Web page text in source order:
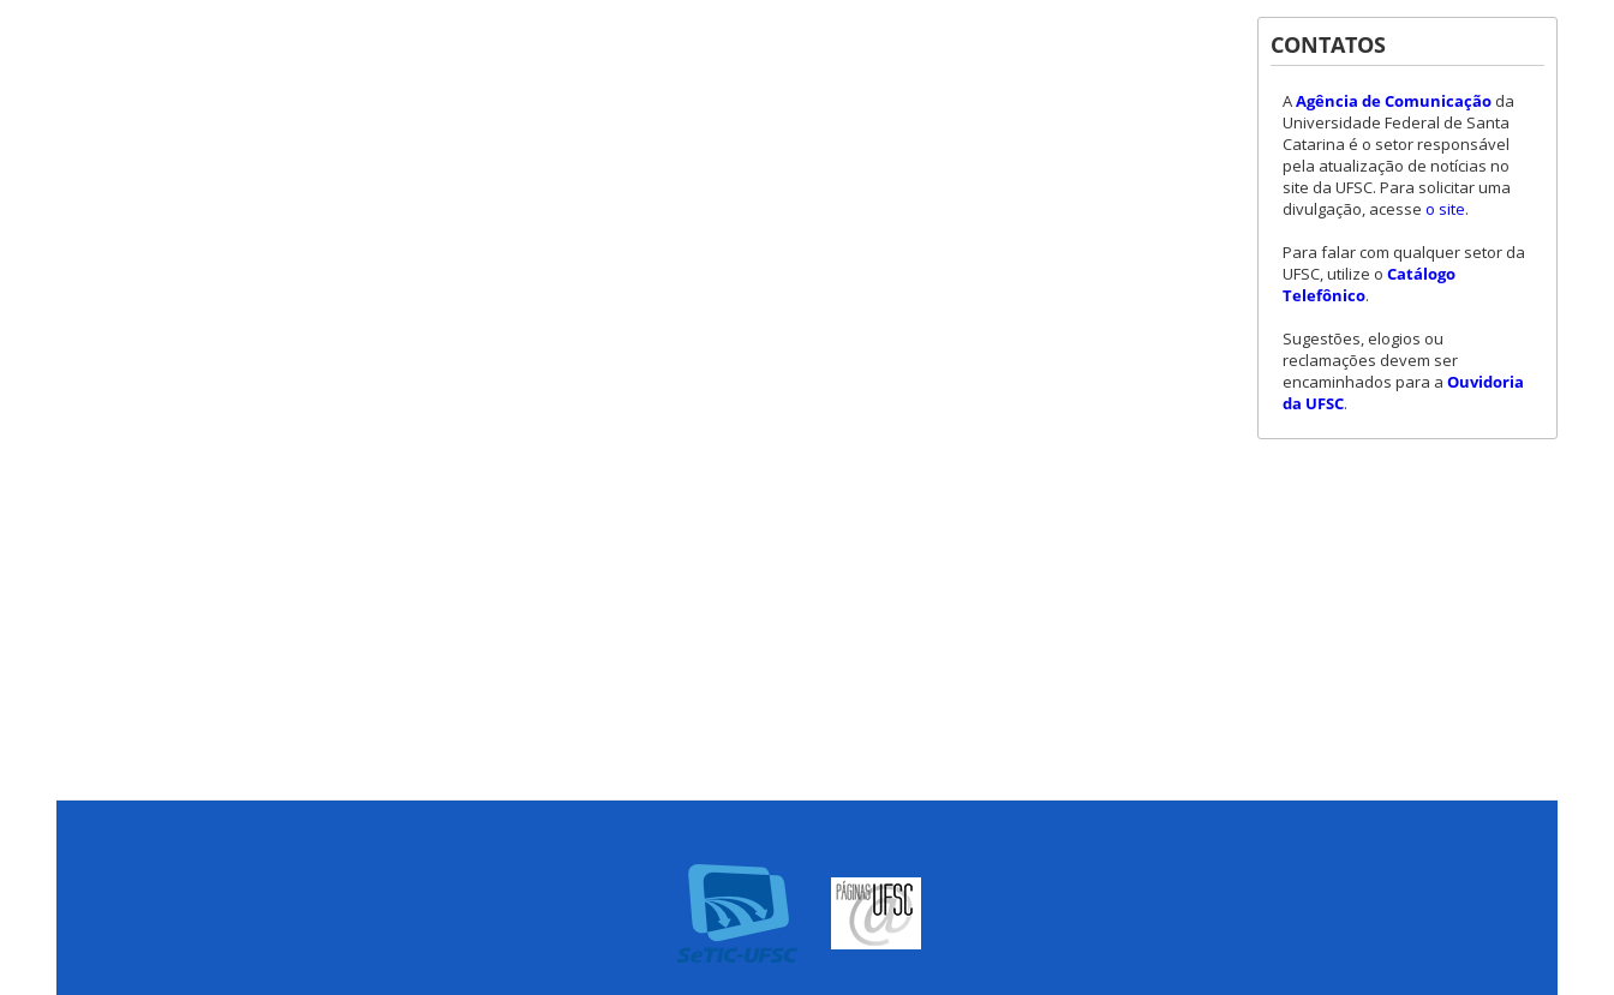
CONTATOS
AAgência de Comunicação da
Universidade Federal de Santa
Catarina é o setor responsável
pela atualização de notícias no
site da UFSC. Para solicitar uma
divulgação, acesse o site.
Para falar com qualquer setor da
UFSC, utilize o Catálogo
Telefônico.
Sugestões, elogios ou
reclamações devem ser
encaminhados para a Ouvidoria
da UFSC.